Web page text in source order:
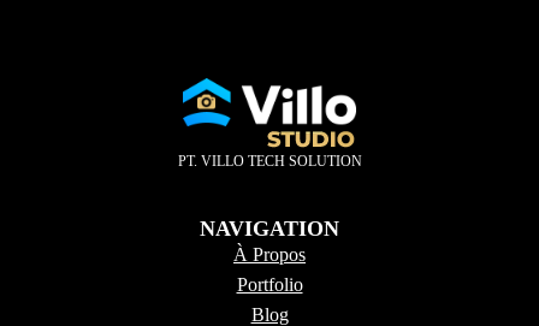
PT. VILLO TECH SOLUTION
NAVIGATION
À Propos
Portfolio
Blog